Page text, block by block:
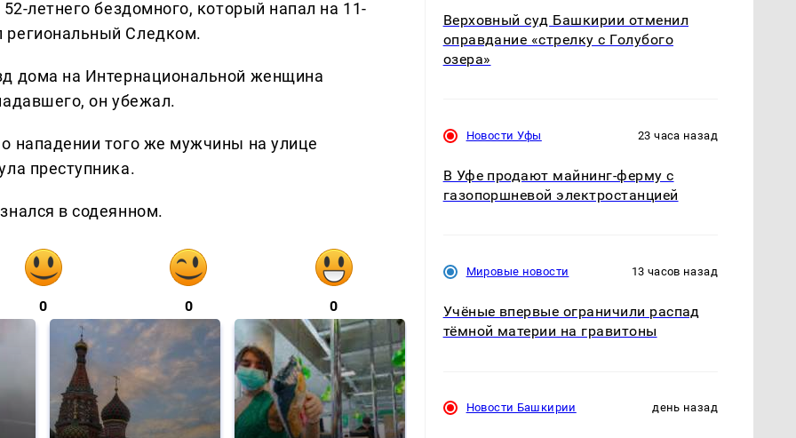
летнего бездомного, который напал на 11-
Следком.
дома на Интернациональной женщина
он убежал.
нападении того же мужчины на улице
преступника.
в содеянном.
0 0 0
Верховный суд Башкирии отменил
оправдание «стрелку с Голубого
озера»
Новости Уфы 23 часа назад
В Уфе продают майнинг-ферму с
газопоршневой электростанцией
Мировые новости 13 часов назад
Учёные впервые ограничили распад
тёмной материи на гравитоны
Новости Башкирии день назад